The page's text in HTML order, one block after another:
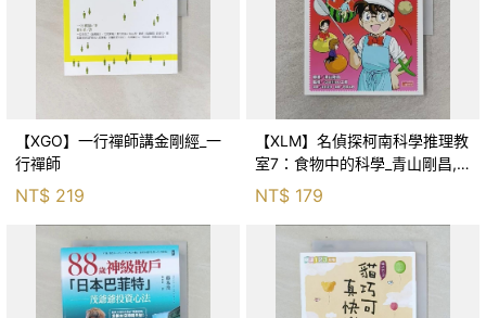
【XGO】一行禪師講金剛經_一
行禪師
NT$ 219
【XLM】名偵探柯南科學推理教
室7：食物中的科學_青山剛昌,
NT$ 179